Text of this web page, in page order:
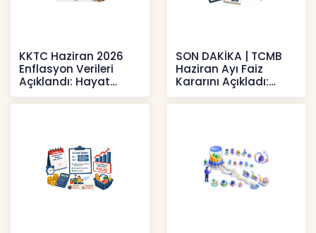
KKTC Haziran 2026
Enflasyon Verileri
Açıklandı: Hayat
Pahalılığı Yükselişini
Sür
SON DAKİKA | TCMB
Haziran Ayı Faiz
Kararını Açıkladı:
Politika Faizi Yüzde
37’de